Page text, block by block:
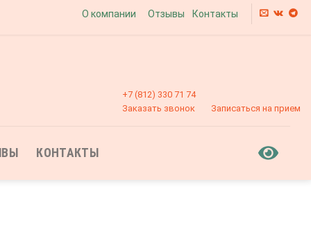
О компании Отзывы Контакты
+7 (812) 330 71 74
Заказать звонок
Записаться на прием
КОНТАКТЫ